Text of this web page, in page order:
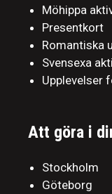
Möhippa
Presentkort
Romantiska
Svensexa
Upplevelser
Att göra i
Stockholm
Göteborg